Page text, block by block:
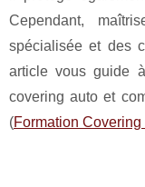
Cependant,
spécialisée et des
article vous guide
covering auto et
(Formation Covering